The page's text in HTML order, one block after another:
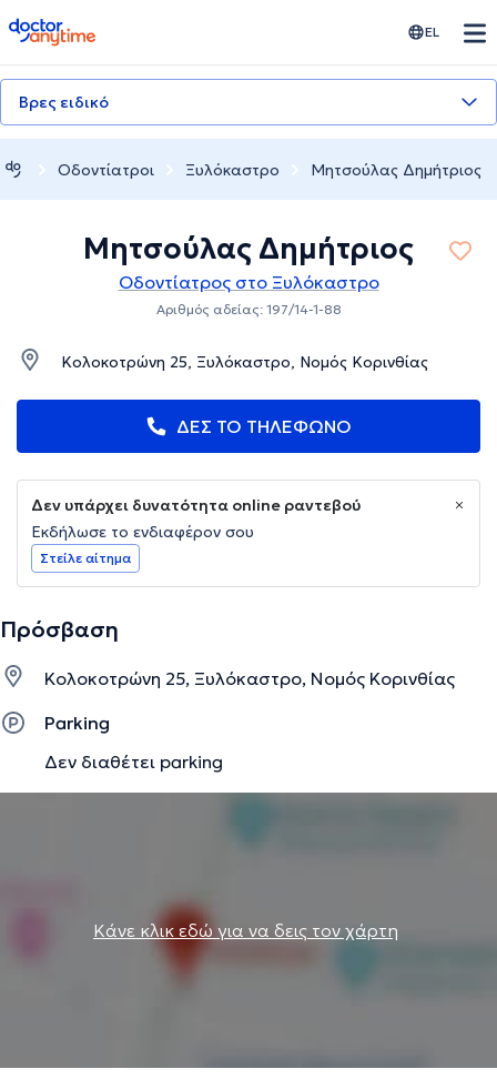
doctoranytime EL
Βρες ειδικό
Οδοντίατροι Ξυλόκαστρο Μητσούλας Δημήτριος
Μητσούλας Δημήτριος
Οδοντίατρος στο Ξυλόκαστρο
Αριθμός αδείας: 197/14-1-88
Κολοκοτρώνη 25, Ξυλόκαστρο, Νομός Κορινθίας
ΔΕΣ ΤΟ ΤΗΛΕΦΩΝΟ
Δεν υπάρχει δυνατότητα online ραντεβού
Εκδήλωσε το ενδιαφέρον σου
Στείλε αίτημα
Πρόσβαση
Κολοκοτρώνη 25, Ξυλόκαστρο, Νομός Κορινθίας
Parking
Δεν διαθέτει parking
Κάνε κλικ εδώ για να δεις τον χάρτη